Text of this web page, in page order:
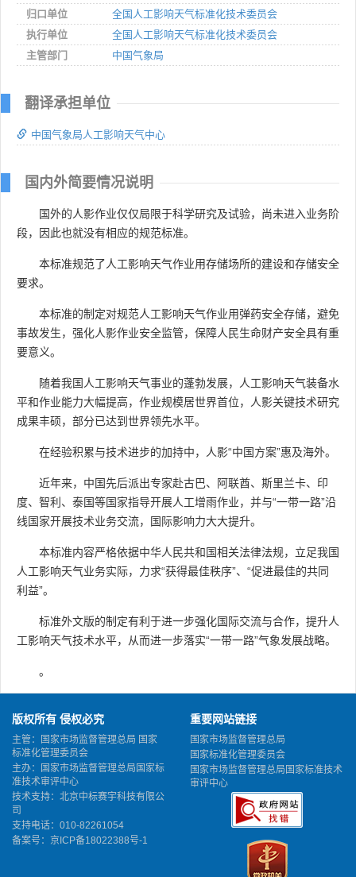
归口单位
全国人工影响天气标准化技术委员会
执行单位
全国人工影响天气标准化技术委员会
主管部门
中国气象局
翻译承担单位
中国气象局人工影响天气中心
国内外简要情况说明
国外的人影作业仅仅局限于科学研究及试验，尚未进入业务阶
段，因此也就没有相应的规范标准。
本标准规范了人工影响天气作业用存储场所的建设和存储安全
要求。
本标准的制定对规范人工影响天气作业用弹药安全存储，避免
事故发生，强化人影作业安全监管，保障人民生命财产安全具有重
要意义。
随着我国人工影响天气事业的蓬勃发展，人工影响天气装备水
平和作业能力大幅提高，作业规模居世界首位，人影关键技术研究
成果丰硕，部分已达到世界领先水平。
在经验积累与技术进步的加持中，人影“中国方案”惠及海外。
近年来，中国先后派出专家赴古巴、阿联酋、斯里兰卡、印
度、智利、泰国等国家指导开展人工增雨作业，并与“一带一路”沿
线国家开展技术业务交流，国际影响力大大提升。
本标准内容严格依据中华人民共和国相关法律法规，立足我国
人工影响天气业务实际，力求“获得最佳秩序”、“促进最佳的共同
利益”。
标准外文版的制定有利于进一步强化国际交流与合作，提升人
工影响天气技术水平，从而进一步落实“一带一路”气象发展战略。
。
版权所有 侵权必究
主管：国家市场监督管理总局 国家
标准化管理委员会
主办：国家市场监督管理总局国家标
准技术审评中心
技术支持：北京中标赛宇科技有限公
司
支持电话：010-82261054
备案号： 京ICP备18022388号-1
重要网站链接
国家市场监督管理总局
国家标准化管理委员会
国家市场监督管理总局国家标准技术
审评中心